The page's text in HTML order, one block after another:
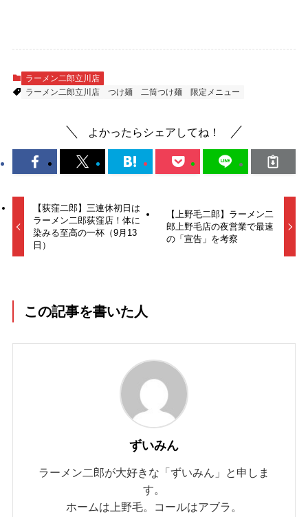
ラーメン二郎立川店
ラーメン二郎立川店
つけ麺 二筒つけ麺 限定メニュー
よかったらシェアしてね！
【荻窪二郎】三連休初日は
ラーメン二郎荻窪店！体に
染みる至高の一杯（9月13
日）
【上野毛二郎】ラーメン二
郎上野毛店の夜営業で最速
の「宣告」を考察
この記事を書いた人
ずいみん
ラーメン二郎が大好きな「ずいみん」と申しま
す。
ホームは上野毛。コールはアブラ。